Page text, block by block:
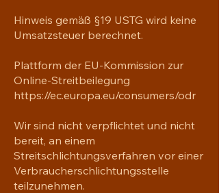
Hinweis gemäß §19 USTG wird keine
Umsatzsteuer berechnet.
Plattform der EU-Kommission zur
Online-Streitbeilegung
https://ec.europa.eu/consumers/odr
Wir sind nicht verpflichtet und nicht
bereit, an einem
Streitschlichtungsverfahren vor einer
Verbraucherschlichtungsstelle
teilzunehmen.